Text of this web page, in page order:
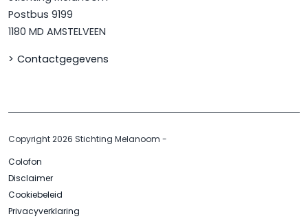
Postbus 9199
1180 MD AMSTELVEEN
Contactgegevens
Copyright 2026 Stichting Melanoom -
Colofon
Disclaimer
Cookiebeleid
Privacyverklaring